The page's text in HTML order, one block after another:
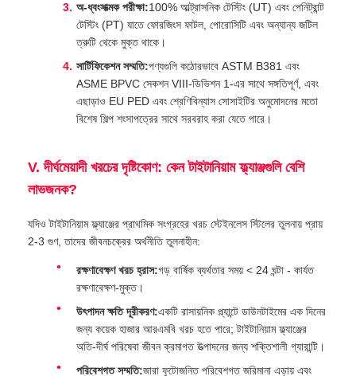
অ-ধ্বংসাত্মক পরীক্ষা:100% আল্ট্রাসনিক টেস্টিং (UT) এবং পেনিট্রান্ট
টেস্টিং (PT) যাতে ফোরজিংস ফাটল, পোরোসিটি এবং অন্যান্য জটিল
ত্রুটি থেকে মুক্ত থাকে।
সার্টিফিকেশন সম্মতি:পণ্যগুলি কঠোরভাবে ASTM B381 এবং
ASME BPVC সেকশন VIII‑ডিভিশন 1-এর সাথে সঙ্গতিপূর্ণ, এবং
এছাড়াও EU PED এবং শ্রেণিবিন্যাস সোসাইটির অনুমোদনের মতো
বিশেষ শিল্প শংসাপত্রের সাথে সরবরাহ করা যেতে পারে।
V. দীর্ঘমেয়াদী খরচের দৃষ্টিকোণ: কেন টাইটানিয়াম ফ্ল্যাঞ্জগুলি বেশি
লাভজনক?
যদিও টাইটানিয়াম ফ্ল্যাঞ্জের প্রাথমিক সংগ্রহের খরচ স্টেইনলেস স্টিলের তুলনায় প্রায়
2-3 গুণ, তাদের জীবনচক্রের অর্থনীতি তুলনাহীন:
রক্ষণাবেক্ষণ খরচ হ্রাস:গড় বার্ষিক ব্যর্থতার সময় < 24 ঘন্টা - কার্যত
রক্ষণাবেক্ষণ-মুক্ত।
উৎপাদন ক্ষতি দূরীকরণ:একটি রাসায়নিক প্ল্যান্টে ডাউনটাইমের এক দিনের
জন্য কয়েক হাজার আরএমবি খরচ হতে পারে; টাইটানিয়াম ফ্ল্যাঞ্জের
অতি-দীর্ঘ পরিষেবা জীবন ক্রমাগত উত্পাদনের জন্য শক্তিশালী গ্যারান্টি।
পরিবেশগত সম্মতি:জারা ফুটোজনিত পরিবেশগত জরিমানা এড়ায় এবং